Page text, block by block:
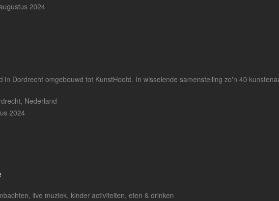
2024
in Dordrecht omgebouwd tot KunstHoofd. In wisselende samenstelling zo'n 40
Nederland
2024
live muziek, kinder activiteiten, eten & drinken